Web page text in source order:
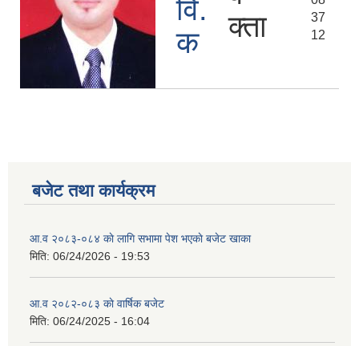
वि.
क
क्ता
37
12
बजेट तथा कार्यक्रम
आ.व २०८३-०८४ काे लागि सभामा पेश भएकाे बजेट खाका
मिति: 06/24/2026 - 19:53
आ.व २०८२-०८३ काे वार्षिक बजेट
मिति: 06/24/2025 - 16:04